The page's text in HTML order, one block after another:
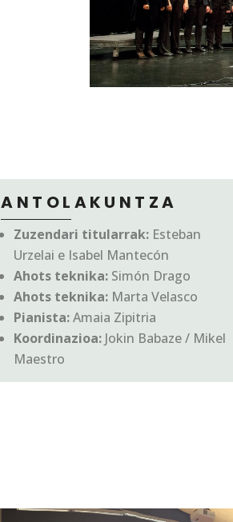
ANTOLAKUNTZA
Zuzendari titularrak: Esteban
Urzelai e Isabel Mantecón
Ahots teknika: Simón Drago
Ahots teknika: Marta Velasco
Pianista:Amaia Zipitria
Koordinazioa: Jokin Babaze / Mikel
Maestro